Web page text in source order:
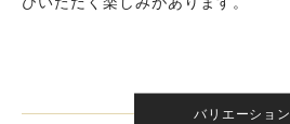
バリエーション